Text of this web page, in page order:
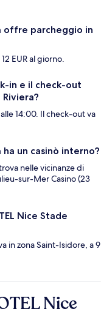
offre parcheggio in
EUR al giorno.
in e il check-out
Riviera?
14:00. Il check-out va
ha un casinò interno?
nelle vicinanze di
sur-Mer Casino (23
Nice Stade
in zona Saint-Isidore, a 9
Nice